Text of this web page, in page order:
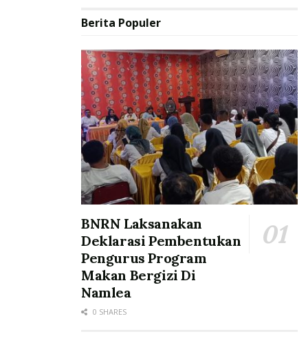
Berita Populer
BNRN Laksanakan
Deklarasi Pembentukan
Pengurus Program
Makan Bergizi Di
Namlea
0 SHARES